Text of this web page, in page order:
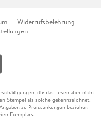
Widerrufsbelehrung
die das Lesen aber nicht
Stempel als solche gekennzeichnet.
zu Preissenkungen beziehen
Exemplars.